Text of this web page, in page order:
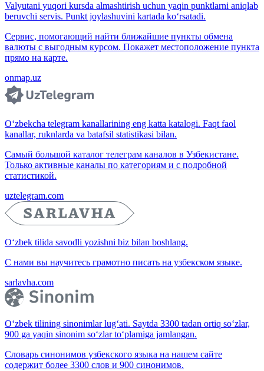
Valyutani yuqori kursda almashtirish uchun yaqin punktlarni aniqlab
beruvchi servis. Punkt joylashuvini kartada ko‘rsatadi.
Сервис, помогающий найти ближайшие пункты обмена
валюты с выгодным курсом. Покажет местоположение пункта
прямо на карте.
onmap.uz
O‘zbekcha telegram kanallarining eng katta katalogi. Faqt faol
kanallar, ruknlarda va batafsil statistikasi bilan.
Самый большой каталог телеграм каналов в Узбекистане.
Только активные каналы по категориям и с подробной
статистикой.
uztelegram.com
O‘zbek tilida savodli yozishni biz bilan boshlang.
С нами вы научитесь грамотно писать на узбекском языке.
sarlavha.com
O‘zbek tilining sinonimlar lug‘ati. Saytda 3300 tadan ortiq so‘zlar,
900 ga yaqin sinonim so‘zlar to‘plamiga jamlangan.
Словарь синонимов узбекского языка на нашем сайте
содержит более 3300 слов и 900 синонимов.